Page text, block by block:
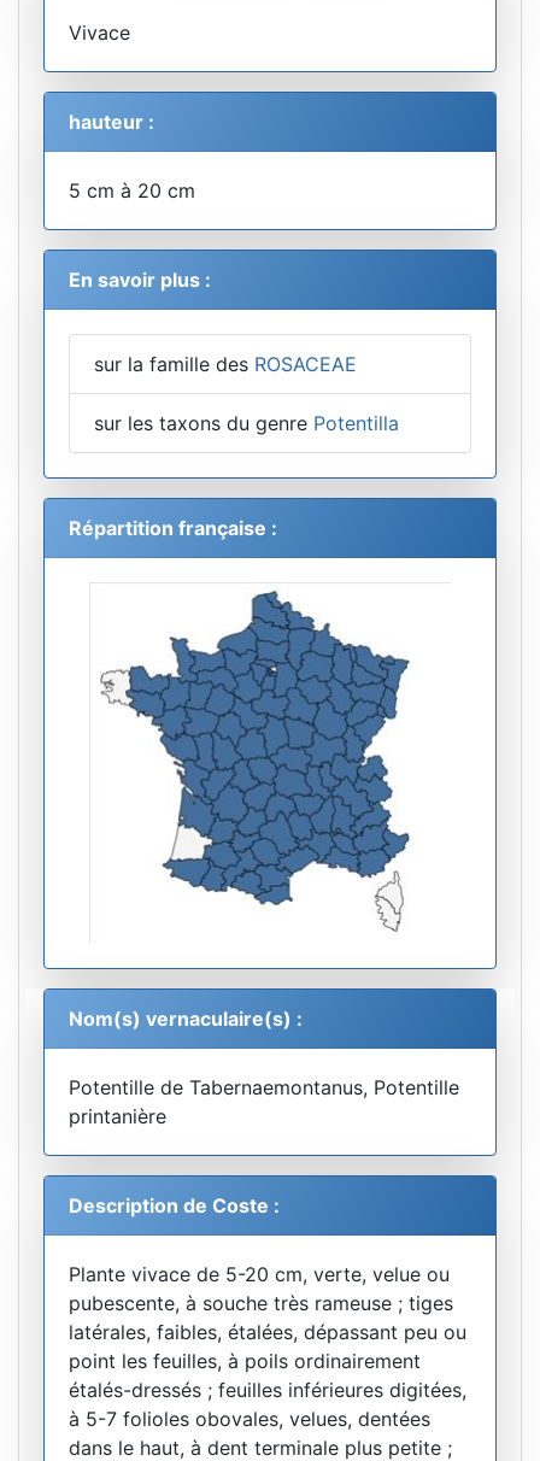
Vivace
hauteur :
5 cm à 20 cm
En savoir plus :
sur la famille des ROSACEAE
sur les taxons du genre Potentilla
Répartition française :
Nom(s) vernaculaire(s) :
Potentille de Tabernaemontanus, Potentille
printanière
Description de Coste :
Plante vivace de 5-20 cm, verte, velue ou
pubescente, à souche très rameuse ; tiges
latérales, faibles, étalées, dépassant peu ou
point les feuilles, à poils ordinairement
étalés-dressés ; feuilles inférieures digitées,
à 5-7 folioles obovales, velues, dentées
dans le haut, à dent terminale plus petite ;